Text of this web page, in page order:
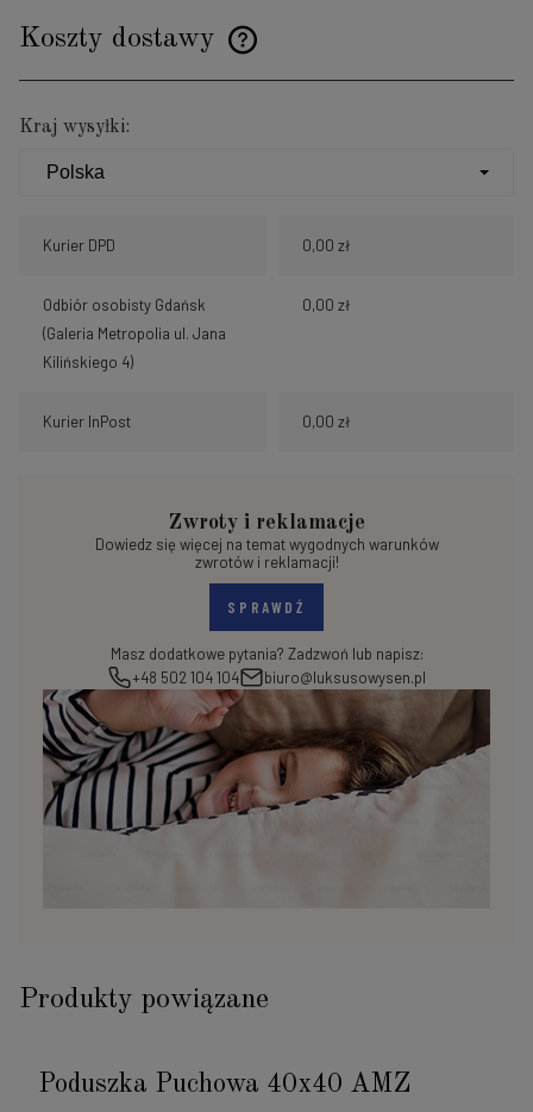
Koszty dostawy
Cena nie zawiera ewentualnych kosztów płatności
Kraj wysyłki:
Kurier DPD 0,00 zł
Odbiór osobisty Gdańsk
(Galeria Metropolia ul. Jana
Kilińskiego 4)
0,00 zł
Kurier InPost 0,00 zł
Zwroty i reklamacje
Dowiedz się więcej na temat wygodnych warunków
zwrotów i reklamacji!
SPRAWDŹ
Masz dodatkowe pytania? Zadzwoń lub napisz:
+48 502 104 104
biuro@luksusowysen.pl
Produkty powiązane
Poduszka Puchowa 40x40 AMZ